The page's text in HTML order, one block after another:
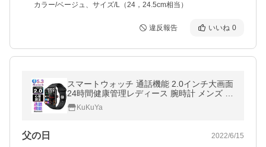
カラー/ベージュ、サイズ/L（24，24.5cm相当）
違反報告 いいね 0
スマートウォッチ 通話機能 2.0インチ大画面
24時間健康管理レディース 腕時計 メンズ 24
時間健康管理 ランニング カロリー消費 IP68
防水 防塵 着信通知
KuKuYa
父の日 2022/6/15